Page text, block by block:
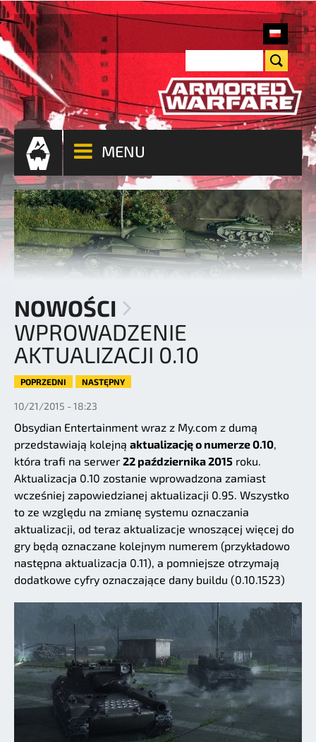
MENU
NOWOŚCI
WPROWADZENIE
AKTUALIZACJI 0.10
POPRZEDNI NASTĘPNY
10/21/2015 - 18:23
Obsydian Entertainment wraz z My.com z dumą
przedstawiają kolejną aktualizację o numerze 0.10,
która trafi na serwer 22 października 2015 roku.
Aktualizacja 0.10 zostanie wprowadzona zamiast
wcześniej zapowiedzianej aktualizacji 0.95. Wszystko
to ze względu na zmianę systemu oznaczania
aktualizacji, od teraz aktualizacje wnoszącej więcej do
gry będą oznaczane kolejnym numerem (przykładowo
następna aktualizacja 0.11), a pomniejsze otrzymają
dodatkowe cyfry oznaczające dany buildu (0.10.1523)